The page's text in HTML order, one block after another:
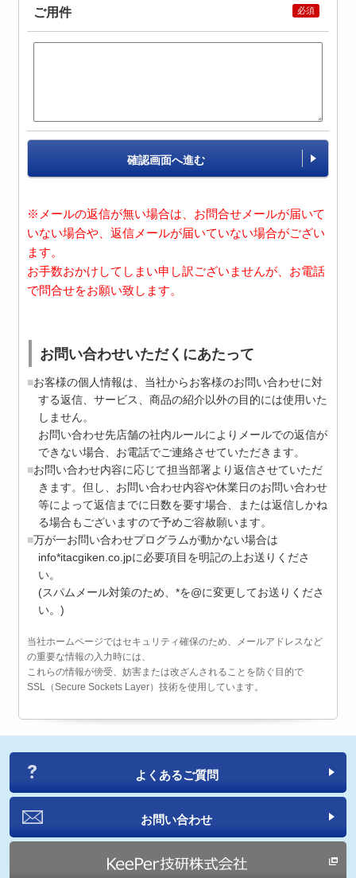
ご用件
確認画面へ進む
※メールの返信が無い場合は、お問合せメールが届いて
いない場合や、返信メールが届いていない場合がござい
ます。
お手数おかけしてしまい申し訳ございませんが、お電話
で問合せをお願い致します。
お問い合わせいただくにあたって
お客様の個人情報は、当社からお客様のお問い合わせに対
する返信、サービス、商品の紹介以外の目的には使用いた
しません。
お問い合わせ先店舗の社内ルールによりメールでの返信が
できない場合、お電話でご連絡させていただきます。
お問い合わせ内容に応じて担当部署より返信させていただ
きます。但し、お問い合わせ内容や休業日のお問い合わせ
等によって返信までに日数を要す場合、または返信しかね
る場合もございますので予めご容赦願います。
万が一お問い合わせプログラムが動かない場合は
info*itacgiken.co.jpに必要項目を明記の上お送りくださ
い。
(スパムメール対策のため、*を@に変更してお送りくださ
い。)
当社ホームページではセキュリティ確保のため、メールアドレスなど
の重要な情報の入力時には、
これらの情報が傍受、妨害または改ざんされることを防ぐ目的で
SSL（Secure Sockets Layer）技術を使用しています。
よくあるご質問
お問い合わせ